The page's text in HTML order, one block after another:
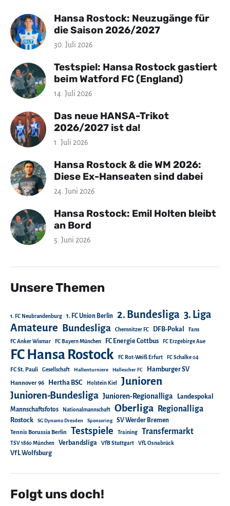
Hansa Rostock: Neuzugänge für
die Saison 2026/2027
30. Juli 2026
Testspiel: Hansa Rostock gastiert
beim Watford FC (England)
14. Juli 2026
Das neue HANSA-Trikot
2026/2027 ist da!
1. Juli 2026
Hansa Rostock & die WM 2026:
Diese Ex-Hanseaten sind dabei
24. Juni 2026
Hansa Rostock: Emil Holten bleibt
an Bord
5. Juni 2026
Unsere Themen
1. FC Neubrandenburg 1. FC Union Berlin 2. Bundesliga 3. Liga
Amateure Bundesliga Chemnitzer FC DFB-Pokal Fans
FC Anker Wismar FC Bayern München FC Energie Cottbus FC Erzgebirge Aue
FC Hansa Rostock FC Rot-Weiß Erfurt FC Schalke 04
FC St. Pauli Gesellschaft Hallenturniere Hallescher FC Hamburger SV
Hannover 96 Hertha BSC Holstein Kiel Junioren
Junioren-Bundesliga Junioren-Regionalliga
Landespokal
Mannschaftsfotos
Nationalmannschaft Oberliga Regionalliga
Rostock SG Dynamo Dresden Sponsoring SV Werder Bremen
Tennis Borussia Berlin Testspiele Training Transfermarkt
TSV 1860 München Verbandsliga VfB Stuttgart VfL Osnabrück
VfL Wolfsburg
Folgt uns doch!